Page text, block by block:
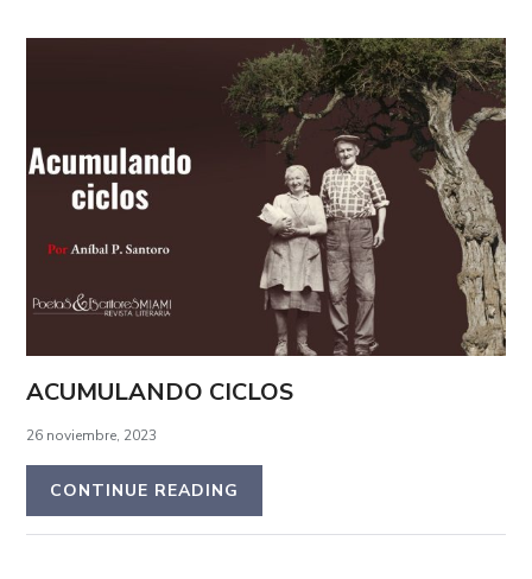
ACUMULANDO CICLOS
26 noviembre, 2023
CONTINUE READING